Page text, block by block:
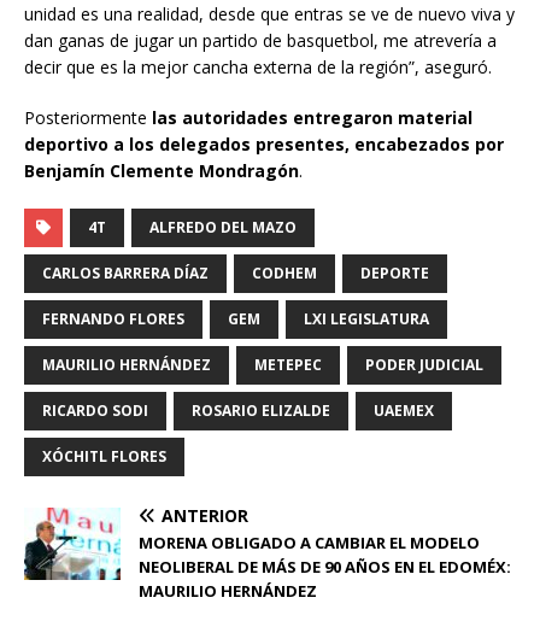
unidad es una realidad, desde que entras se ve de nuevo viva y
dan ganas de jugar un partido de basquetbol, me atrevería a
decir que es la mejor cancha externa de la región”, aseguró.
Posteriormente las autoridades entregaron material
deportivo a los delegados presentes, encabezados por
Benjamín Clemente Mondragón.
4T ALFREDO DEL MAZO
CARLOS BARRERA DÍAZ CODHEM DEPORTE
FERNANDO FLORES GEM LXI LEGISLATURA
MAURILIO HERNÁNDEZ METEPEC PODER JUDICIAL
RICARDO SODI ROSARIO ELIZALDE UAEMEX
XÓCHITL FLORES
ANTERIOR
MORENA OBLIGADO A CAMBIAR EL MODELO
NEOLIBERAL DE MÁS DE 90 AÑOS EN EL EDOMÉX:
MAURILIO HERNÁNDEZ